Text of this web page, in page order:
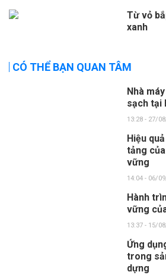
Từ vỏ
xanh
CÓ THỂ BẠN QUAN TÂM
Nhà
sạch tại
13:28 - 27/
Hiệu
tảng
vững
14:04 - 06/
Hành
vững
13:37 - 15/
Ứng
trong
dựng